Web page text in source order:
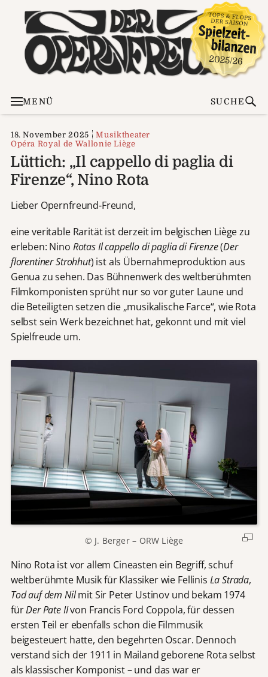
MENÜ SUCHE
18. November 2025
Musiktheater
Opéra Royal de Wallonie Liège
Lüttich: „Il cappello di paglia di
Firenze“, Nino Rota
Lieber Opernfreund-Freund,
eine veritable Rarität ist derzeit im belgischen Liège zu
erleben: Nino Rotas Il cappello di paglia di Firenze(Der
florentiner Strohhut) ist als Übernahmeproduktion aus
Genua zu sehen. Das Bühnenwerk des weltberühmten
Filmkomponisten sprüht nur so vor guter Laune und
die Beteiligten setzen die „musikalische Farce“, wie Rota
selbst sein Werk bezeichnet hat, gekonnt und mit viel
Spielfreude um.
© J. Berger – ORW Liège
Nino Rota ist vor allem Cineasten ein Begriff, schuf
weltberühmte Musik für Klassiker wie Fellinis La Strada,
Tod auf dem Nilmit Sir Peter Ustinov und bekam 1974
fürDer Pate IIvon Francis Ford Coppola, für dessen
ersten Teil er ebenfalls schon die Filmmusik
beigesteuert hatte, den begehrten Oscar. Dennoch
verstand sich der 1911 in Mailand geborene Rota selbst
als klassischer Komponist – und das war er